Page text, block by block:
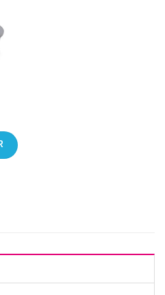
CREPE ELECTRICA 40 CM